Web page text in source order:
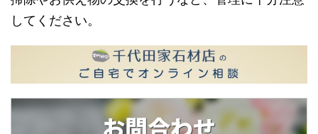
してください。
お問合わせ